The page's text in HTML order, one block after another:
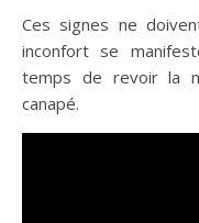
Ces signes ne
inconfort se
temps de revoir la
canapé.